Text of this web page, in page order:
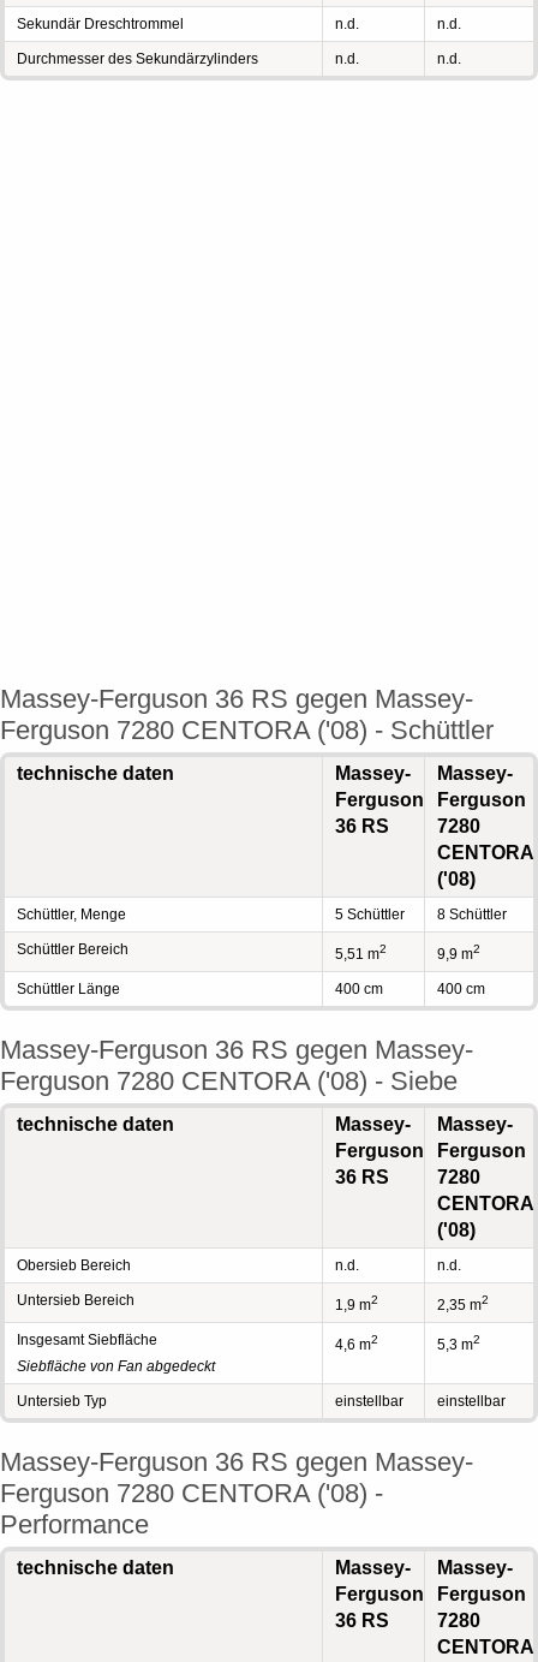
Sekundär Dreschtrommel n.d. n.d.
Durchmesser des Sekundärzylinders n.d. n.d.
Massey-Ferguson 36 RS gegen Massey-
Ferguson 7280 CENTORA ('08) - Schüttler
technische daten
Massey-
Ferguson
36 RS
Massey-
Ferguson
7280
CENTORA
('08)
Schüttler, Menge 5 Schüttler 8 Schüttler
Schüttler Bereich 5,51 m2 9,9 m2
Schüttler Länge 400 cm 400 cm
Massey-Ferguson 36 RS gegen Massey-
Ferguson 7280 CENTORA ('08) - Siebe
technische daten
Massey-
Ferguson
36 RS
Massey-
Ferguson
7280
CENTORA
('08)
Obersieb Bereich n.d. n.d.
Untersieb Bereich 1,9 m2 2,35 m2
Insgesamt Siebfläche
Siebfläche von Fan abgedeckt
4,6 m2 5,3 m2
Untersieb Typ einstellbar einstellbar
Massey-Ferguson 36 RS gegen Massey-
Ferguson 7280 CENTORA ('08) -
Performance
technische daten
Massey-
Ferguson
36 RS
Massey-
Ferguson
7280
CENTORA